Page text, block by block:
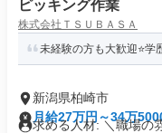
ピッキング作業
株式会社ＴＳＵＢＡＳＡ
未経験の方も大歓迎⭐️学
新潟県柏崎市
月給27万円～34万
求める人材: ＼職場の